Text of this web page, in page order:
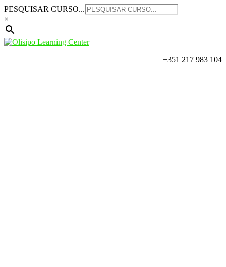
Saltar
para
o
conteúdo
PESQUISAR CURSO...
×
+351 217 983 104